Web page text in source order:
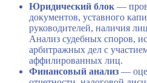
Юридический блок —
документов, уставного
руководителей, наличия
Анализ судебных споров,
арбитражных дел с
аффилированных лиц.
Финансовый анализ —